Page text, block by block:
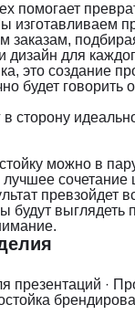
помогает
изготавливаем
заказам,
дизайн для
это создание
будет говорить
в сторону
можно в
сочетание
превзойдет
будут выглядеть
презентаций ·